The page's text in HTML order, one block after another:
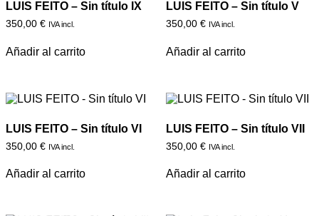
LUIS FEITO – Sin título IX
350,00 € IVA incl.
Añadir al carrito
LUIS FEITO – Sin título V
350,00 € IVA incl.
Añadir al carrito
LUIS FEITO – Sin título VI
350,00 € IVA incl.
Añadir al carrito
LUIS FEITO – Sin título VII
350,00 € IVA incl.
Añadir al carrito